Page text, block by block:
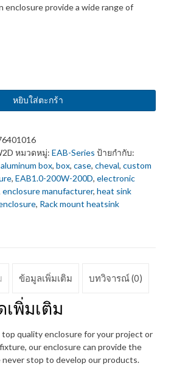
enclosure provide a wide range of
หยิบใส่ตะกร้า
หมวดหมู่: EAB-Series ป้ายกำกับ:
aluminum box, box, case, cheval, custom
, EAB1.0-200W-200D, electronic
enclosure manufacturer, heat sink
, Rack mount heatsink
ข้อมูลเพิ่มเติม บทวิจารณ์ (0)
เพิ่มเติม
quality enclosure for your project or
our enclosure can provide the
stop to develop our products.